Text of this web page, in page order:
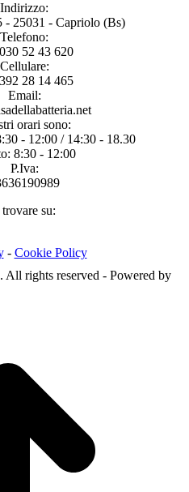
Indirizzo:
- 25031 - Capriolo (Bs)
Telefono:
52 43 620
Cellulare:
28 14 465
Email:
orari sono:
- 12:00 / 14:30 - 18.30
8:30 - 12:00
P.Iva:
su:
page
in
page
in
page
in
- Cookie Policy
rights reserved - Powered by